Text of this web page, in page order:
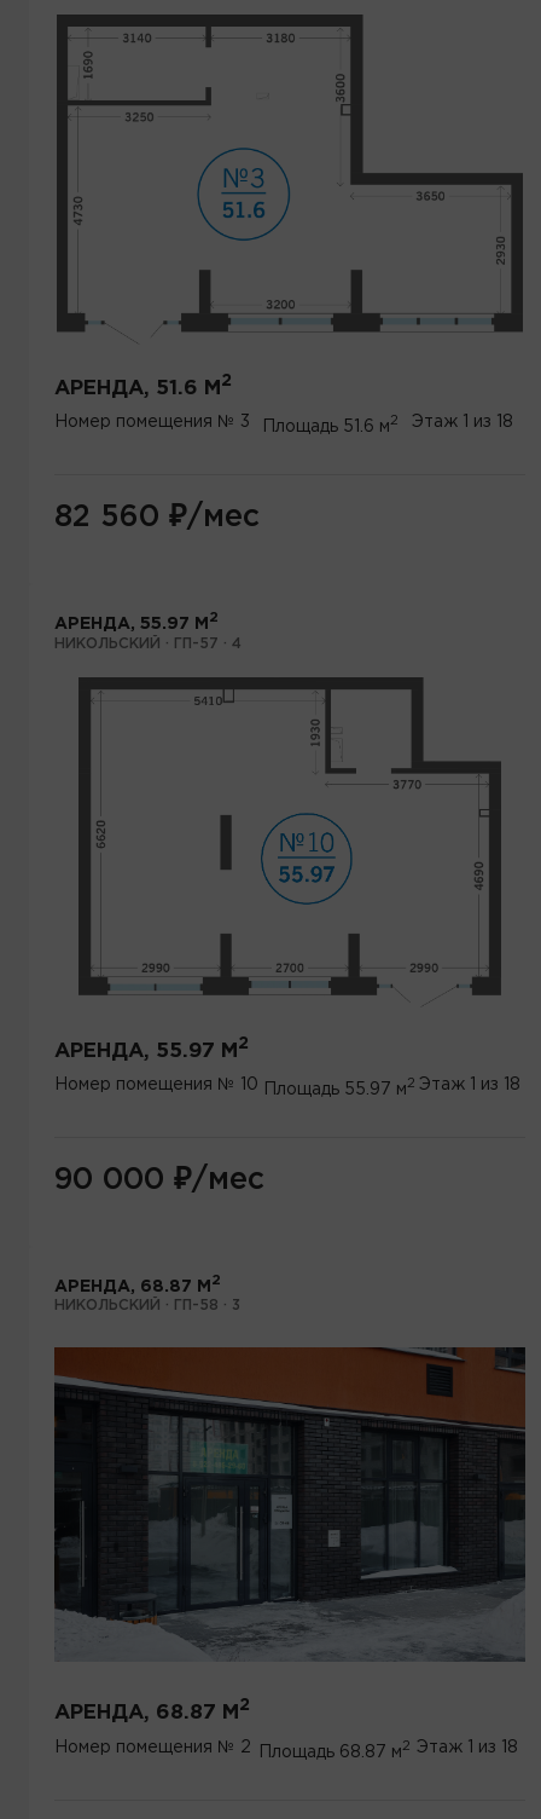
АРЕНДА, 51.6 М 2
Номер помещения № 3 Площадь 51.6 м2 Этаж 1 из 18
82 560 ₽/мес
АРЕНДА, 55.97 М 2
НИКОЛЬСКИЙ · ГП-57 · 4
АРЕНДА, 55.97 М 2
Номер помещения № 10 Площадь 55.97 м2 Этаж 1 из 18
90 000 ₽/мес
АРЕНДА, 68.87 М 2
НИКОЛЬСКИЙ · ГП-58 · 3
АРЕНДА, 68.87 М 2
Номер помещения № 2 Площадь 68.87 м2 Этаж 1 из 18